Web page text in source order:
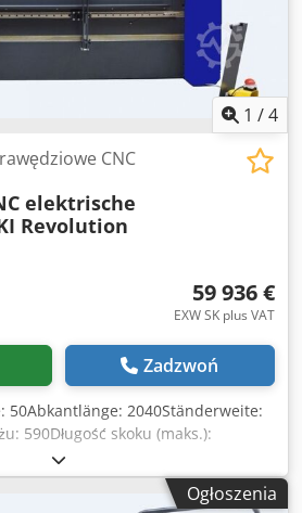
1 /4
CNC
elektrische
Revolution
59 936 €
EXW SK plus VAT
Zadzwoń
50Abkantlänge: 2040Ständerweite:
590Długość skoku (maks.):
x wys.): 3170x1960x2500Waga ok.:
CNC poprzez
Elektryczna prasa krawędziowa
Ogłoszenia